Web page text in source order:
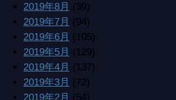
2019年8月 (39)
2019年7月 (94)
2019年6月 (105)
2019年5月 (129)
2019年4月 (137)
2019年3月 (72)
2019年2月 (54)